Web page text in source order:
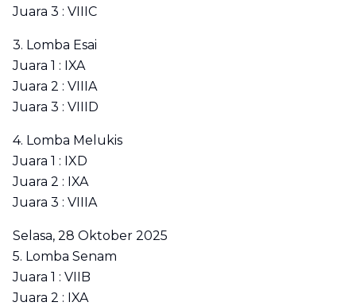
Juara 3 : VIIIC
3. Lomba Esai
Juara 1 : IXA
Juara 2 : VIIIA
Juara 3 : VIIID
4. Lomba Melukis
Juara 1 : IXD
Juara 2 : IXA
Juara 3 : VIIIA
Selasa, 28 Oktober 2025
5. Lomba Senam
Juara 1 : VIIB
Juara 2 : IXA